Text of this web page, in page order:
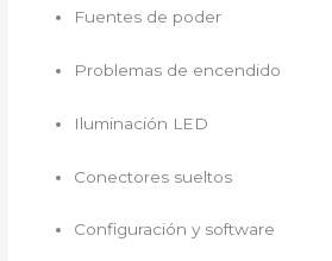
Fuentes de poder
Problemas de encendido
Iluminación LED
Conectores sueltos
Configuración y software